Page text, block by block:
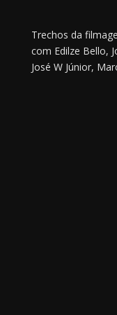
Trechos da
com Edilze Bello,
José W Júnior,